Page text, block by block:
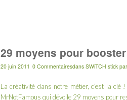
29 moyens pour
20 juin 2011 0 Commentairesdans SWiTCH stick par
La créativité dans notre métier, c’est la clé
MrNotFamous qui dévoile 29 moyens pour